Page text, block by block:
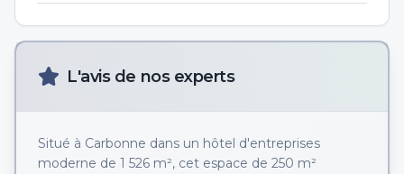
L'avis de nos experts
Situé à Carbonne dans un hôtel d'entreprises
moderne de 1 526 m², cet espace de 250 m²